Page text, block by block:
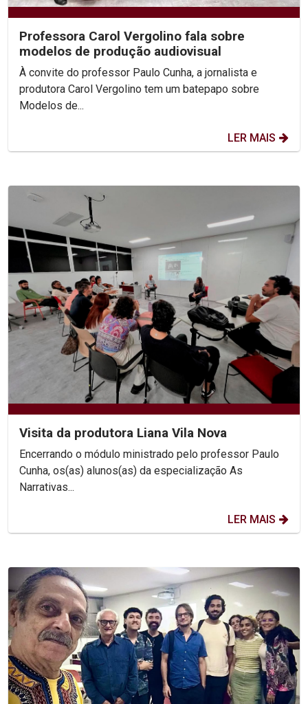
Professora Carol Vergolino fala sobre
modelos de produção audiovisual
À convite do professor Paulo Cunha, a jornalista e
produtora Carol Vergolino tem um batepapo sobre
Modelos de...
LER MAIS
Visita da produtora Liana Vila Nova
Encerrando o módulo ministrado pelo professor Paulo
Cunha, os(as) alunos(as) da especialização As
Narrativas...
LER MAIS